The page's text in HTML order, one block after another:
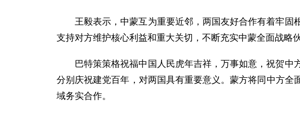
王毅表示，中蒙互为重要近邻，两国友好合作有着牢固
支持对方维护核心利益和重大关切，不断充实中蒙全面战略
巴特策策格祝福中国人民虎年吉祥，万事如意，祝贺
分别庆祝建党百年，对两国具有重要意义。蒙方将同中方
域务实合作。